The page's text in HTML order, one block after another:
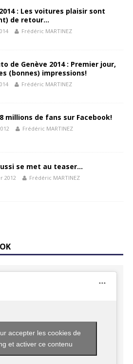
: Les voitures plaisir sont
de retour…
Frédéric MARTINEZ
de Genève 2014 : Premier jour,
(bonnes) impressions!
Frédéric MARTINEZ
millions de fans sur Facebook!
Frédéric MARTINEZ
se met au teaser…
2012 Frédéric MARTINEZ
accepter les cookies de
et activer ce contenu